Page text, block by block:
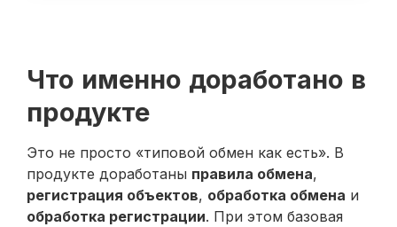
Что именно доработано в
продукте
Это не просто «типовой обмен как есть». В
продукте доработаны правила обмена,
регистрация объектов, обработка обмена и
обработка регистрации. При этом базовая